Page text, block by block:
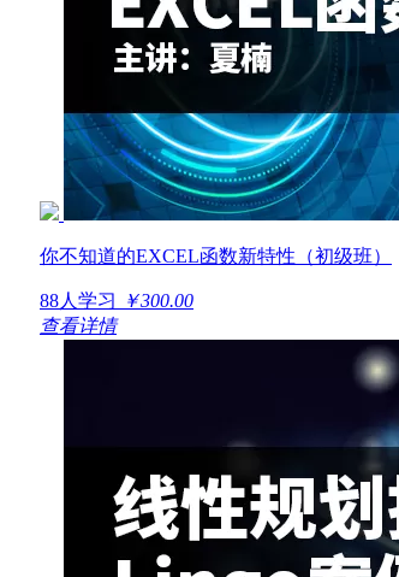
你不知道的EXCEL函数新特性（初级班）
88人学习
￥300.00
查看详情